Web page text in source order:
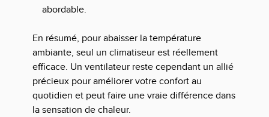
abordable.
En résumé, pour abaisser la température
ambiante, seul un climatiseur est réellement
efficace. Un ventilateur reste cependant un allié
précieux pour améliorer votre confort au
quotidien et peut faire une vraie différence dans
la sensation de chaleur.